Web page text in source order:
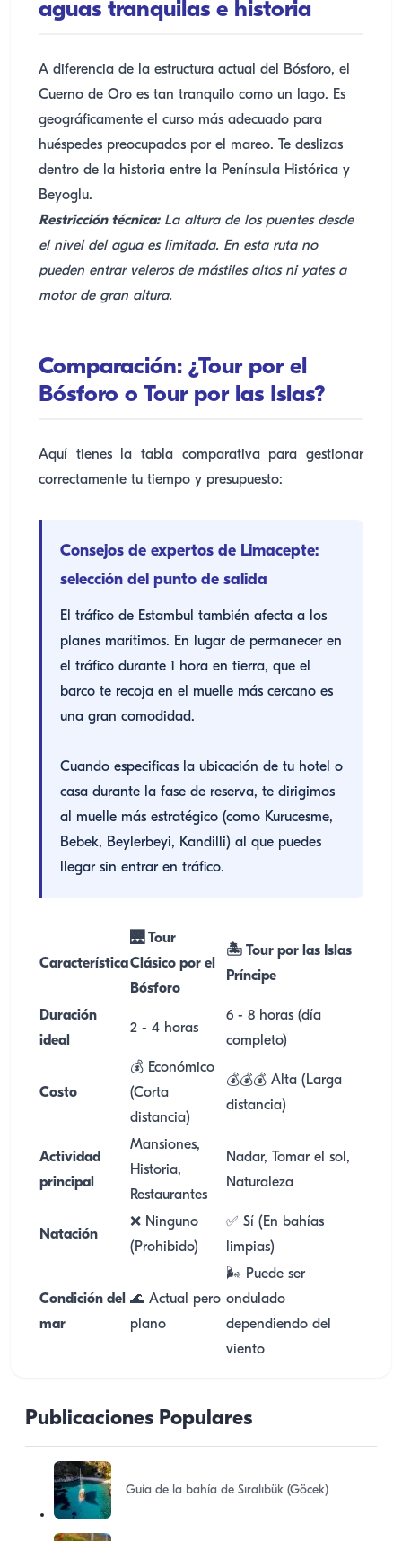
aguas tranquilas e historia
A diferencia de la estructura actual del Bósforo, el
Cuerno de Oro es tan tranquilo como un lago. Es
geográficamente el curso más adecuado para
huéspedes preocupados por el mareo. Te deslizas
dentro de la historia entre la Península Histórica y
Beyoglu.
Restricción técnica:La altura de los puentes desde
el nivel del agua es limitada. En esta ruta no
pueden entrar veleros de mástiles altos ni yates a
motor de gran altura.
Comparación: ¿Tour por el
Bósforo o Tour por las Islas?
Aquí tienes la tabla comparativa para gestionar
correctamente tu tiempo y presupuesto:
Consejos de expertos de Limacepte:
selección del punto de salida
El tráfico de Estambul también afecta a los
planes marítimos. En lugar de permanecer en
el tráfico durante 1 hora en tierra, que el
barco te recoja en el muelle más cercano es
una gran comodidad.
Cuando especificas la ubicación de tu hotel o
casa durante la fase de reserva, te dirigimos
al muelle más estratégico (como Kurucesme,
Bebek, Beylerbeyi, Kandilli) al que puedes
llegar sin entrar en tráfico.
Característica
🌉 Tour
Clásico por el
Bósforo
🏝️ Tour por las Islas
Príncipe
Duración
ideal
2 - 4 horas
6 - 8 horas (día
completo)
Costo
💰 Económico
(Corta
distancia)
💰💰💰 Alta (Larga
distancia)
Actividad
principal
Mansiones,
Historia,
Restaurantes
Nadar, Tomar el sol,
Naturaleza
Natación
❌ Ninguno
(Prohibido)
✅ Sí (En bahías
limpias)
Condición del
mar
🌊 Actual pero
plano
🌬️ Puede ser
ondulado
dependiendo del
viento
Publicaciones Populares
Guía de la bahía de Sıralıbük (Göcek)